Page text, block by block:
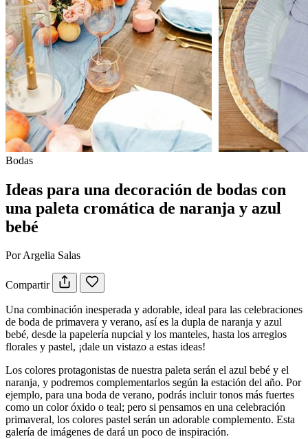
Bodas
Ideas para una decoración de bodas con
una paleta cromática de naranja y azul
bebé
Por Argelia Salas
Compartir
Una combinación inesperada y adorable, ideal para las celebraciones
de boda de primavera y verano, así es la dupla de naranja y azul
bebé, desde la papelería nupcial y los manteles, hasta los arreglos
florales y pastel, ¡dale un vistazo a estas ideas!
Los colores protagonistas de nuestra paleta serán el azul bebé y el
naranja, y podremos complementarlos según la estación del año. Por
ejemplo, para una boda de verano, podrás incluir tonos más fuertes
como un color óxido o teal; pero si pensamos en una celebración
primaveral, los colores pastel serán un adorable complemento. Esta
galería de imágenes de dará un poco de inspiración.